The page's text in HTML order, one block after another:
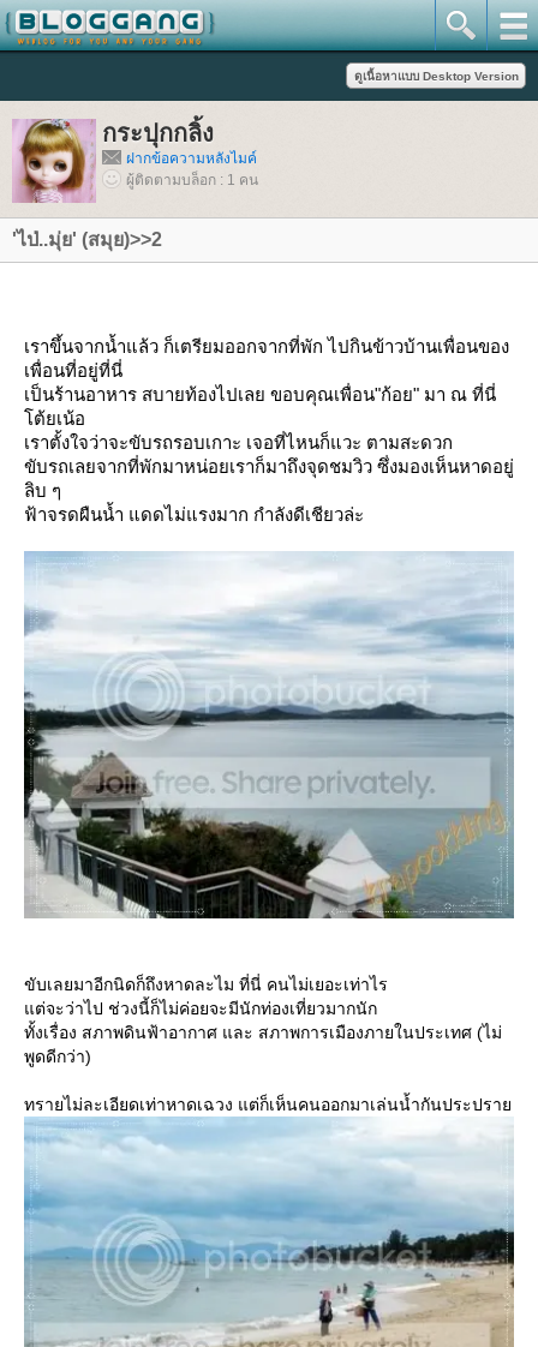
กระปุกกลิ้ง
ฝากข้อความหลังไมค์
ผู้ติดตามบล็อก : 1 คน
'ไป่..มุ่ย' (สมุย)>>2
เราขึ้นจากน้ำแล้ว ก็เตรียมออกจากที่พัก ไปกินข้าวบ้านเพื่อนของ
เพื่อนที่อยู่ที่นี่
เป็นร้านอาหาร สบายท้องไปเลย ขอบคุณเพื่อน"ก้อย" มา ณ ที่นี่
ต้ยเน้อ
เราตั้งใจว่าจะขับรถรอบเกาะ เจอที่ไหนก็แวะ ตามสะดวก
ขับรถเลยจากที่พักมาหน่อยเราก็มาถึงจุดชมวิว ซึ่งมองเห็นหาดอยู่
ลิบ ๆ
ฟ้าจรดผืนน้ำ แดดไม่แรงมาก กำลังดีเชียวล่ะ
ขับเลยมาอีกนิดก็ถึงหาดละไม ที่นี่ คนไม่เยอะเท่าไร
ต่จะว่าไป ช่วงนี้ก็ไม่ค่อยจะมีนักท่องเที่ยวมากนัก
ทั้งเรื่อง สภาพดินฟ้าอากาศ และ สภาพการเมืองภายในประเทศ (ไม่
พูดดีกว่า)
ทรายไม่ละเอียดเท่าหาดเฉวง แต่ก็เห็นคนออกมาเล่นน้ำกันประปรา